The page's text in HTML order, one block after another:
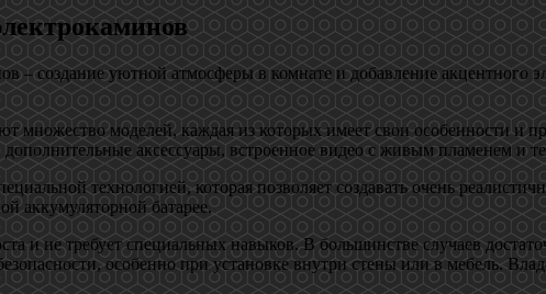
– создание уютной атмосферы в комнате и добавление
множество моделей, каждая из которых имеет свои особенности
аксессуары, встроенное видео с живым пламенем и
технологией, которая позволяет создавать очень
аккумуляторной батарее.
и не требует специальных навыков. В большинстве случаев
особенно при установке внутри стены или в мебель.